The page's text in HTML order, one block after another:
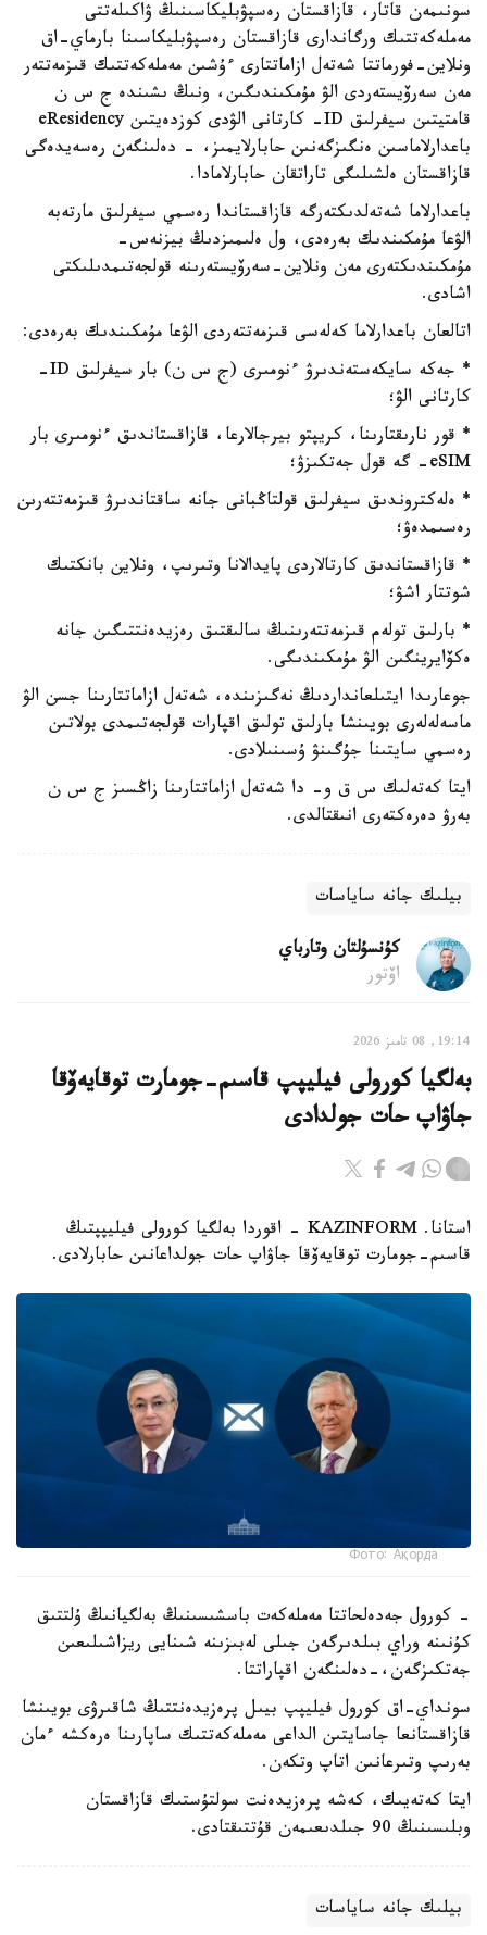
سونىمەن قاتار، قازاقستان رەسپۋبليكاسىنىڭ ۋاكىلەتتى
مەملەكەتتىك ورگاندارى قازاقستان رەسپۋبليكاسىنا بارماي-اق
ونلاين-فورماتتا شەتەل ازاماتتارى ءۇشىن مەملەكەتتىك قىزمەتتەر
مەن سەرۆيستەردى الۋ مۇمكىندىگىن، ونىڭ ىشىندە ج س ن
قامتيتىن سيفرلىق ID- كارتانى الۋدى كوزدەيتىن eResidency
باعدارلاماسىن ەنگىزگەنىن حابارلايمىز، - دەلىنگەن رەسەيدەگى
قازاقستان ەلشىلىگى تاراتقان حابارلامادا.
باعدارلاما شەتەلدىكتەرگە قازاقستاندا رەسمي سيفرلىق مارتەبە
الۋعا مۇمكىندىك بەرەدى، ول ەلىمىزدىڭ بيزنەس-
مۇمكىندىكتەرى مەن ونلاين-سەرۆيستەرىنە قولجەتىمدىلىكتى
اشادى.
اتالعان باعدارلاما كەلەسى قىزمەتتەردى الۋعا مۇمكىندىك بەرەدى:
* جەكە سايكەستەندىرۋ ءنومىرى (ج س ن) بار سيفرلىق ID-
كارتانى الۋ؛
* قور نارىقتارىنا، كريپتو بيرجالارعا، قازاقستاندىق ءنومىرى بار
eSIM- گە قول جەتكىزۋ؛
* ەلەكتروندىق سيفرلىق قولتاڭبانى جانە ساقتاندىرۋ قىزمەتتەرىن
رەسىمدەۋ؛
* قازاقستاندىق كارتالاردى پايدالانا وتىرىپ، ونلاين بانكتىك
شوتتار اشۋ؛
* بارلىق تولەم قىزمەتتەرىنىڭ سالىقتىق رەزيدەنتتىگىن جانە
ەكۆايرينگىن الۋ مۇمكىندىگى.
جوعارىدا ايتىلعانداردىڭ نەگىزىندە، شەتەل ازاماتتارىنا جسن الۋ
ماسەلەلەرى بويىنشا بارلىق تولىق اقپارات قولجەتىمدى بولاتىن
رەسمي سايتىنا جۇگىنۋ ۇسىنىلادى.
ايتا كەتەلىك س ق و- دا شەتەل ازاماتتارىنا زاڭسىز ج س ن
بەرۋ دەرەكتەرى انىقتالدى.
بيلىك جانە ساياسات
كۇنسۇلتان وتارباي
اۆتور
19:14, 08 تامىز 2026
بەلگيا كورولى فيليپپ قاسىم-جومارت توقايەۆقا
جاۋاپ حات جولدادى
استانا. KAZINFORM - اقوردا بەلگيا كورولى فيليپپتىڭ
قاسىم-جومارت توقايەۆقا جاۋاپ حات جولداعانىن حابارلادى.
Фото: Ақорда
- كورول جەدەلحاتتا مەملەكەت باسشىسىنىڭ بەلگيانىڭ ۇلتتىق
كۇنىنە وراي بىلدىرگەن جىلى لەبىزىنە شىنايى ريزاشىلىعىن
جەتكىزگەن،-دەلىنگەن اقپاراتتا.
سونداي-اق كورول فيليپپ بيىل پرەزيدەنتتىڭ شاقىرۋى بويىنشا
قازاقستانعا جاسايتىن الداعى مەملەكەتتىك ساپارىنا ەرەكشە ءمان
بەرىپ وتىرعانىن اتاپ وتكەن.
ايتا كەتەيىك، كەشە پرەزيدەنت سولتۇستىك قازاقستان
وبلىسىنىڭ 90 جىلدىعىمەن قۇتتىقتادى.
بيلىك جانە ساياسات